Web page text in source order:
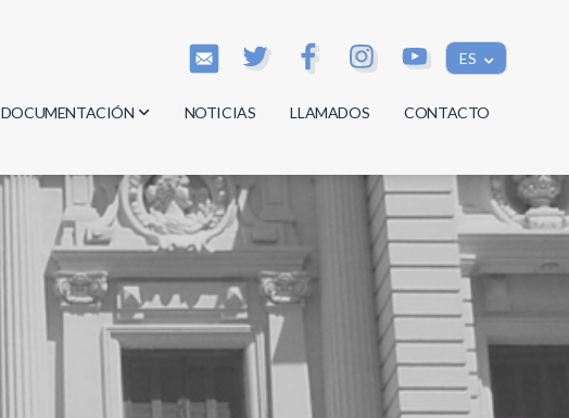
ES
DOCUMENTACIÓN
Actas
Reglamentos
Documentos
NOTICIAS LLAMADOS CONTACTO